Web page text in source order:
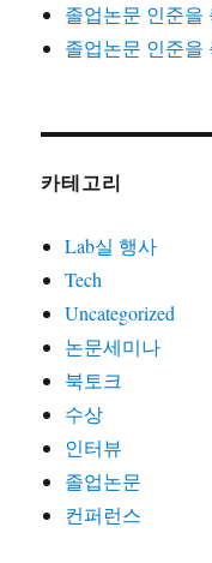
졸업논문 인준을
졸업논문 인준을
카테고리
Lab실 행사
Tech
Uncategorized
논문세미나
북토크
수상
인터뷰
졸업논문
컨퍼런스